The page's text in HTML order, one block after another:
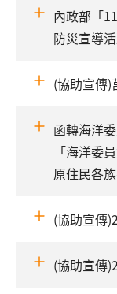
內政部「
防災宣導
(協助宣傳)
函轉海洋
「海洋委
原住民各
(協助宣傳
(協助宣傳